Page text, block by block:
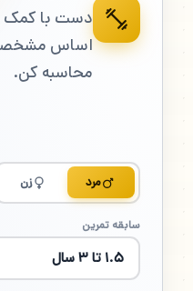
دست با کمک
اساس
محاسبه کن.
مرد زن
سابقه تمرین